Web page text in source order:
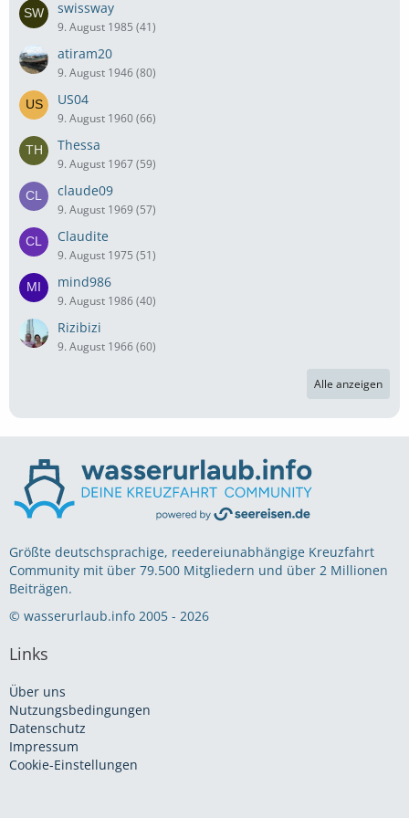
swissway
9. August 1985 (41)
atiram20
9. August 1946 (80)
US04
9. August 1960 (66)
Thessa
9. August 1967 (59)
claude09
9. August 1969 (57)
Claudite
9. August 1975 (51)
mind986
9. August 1986 (40)
Rizibizi
9. August 1966 (60)
Alle anzeigen
Größte deutschsprachige, reedereiunabhängige Kreuzfahrt
Community mit über 79.500 Mitgliedern und über 2 Millionen
Beiträgen.
© wasserurlaub.info 2005 - 2026
Links
Über uns
Nutzungsbedingungen
Datenschutz
Impressum
Cookie-Einstellungen